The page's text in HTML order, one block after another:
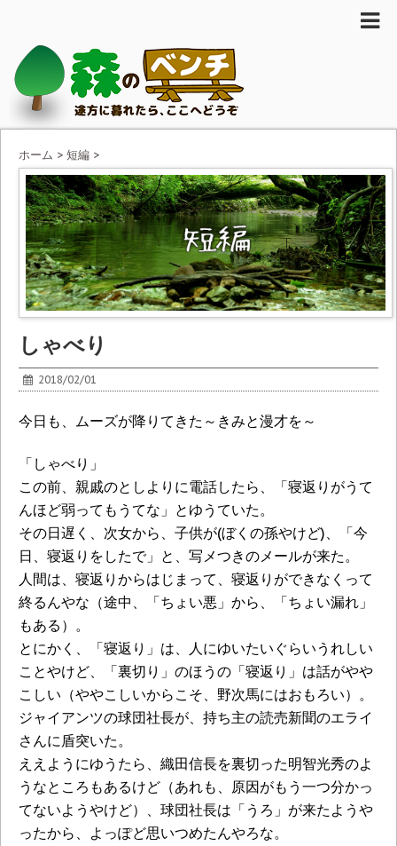
ホーム > 短編 >
しゃべり
2018/02/01
今日も、ムーズが降りてきた～きみと漫才を～
「しゃべり」
この前、親戚のとしよりに電話したら、「寝返りがうて
んほど弱ってもうてな」とゆうていた。
その日遅く、次女から、子供が(ぼくの孫やけど)、「今
日、寝返りをしたで」と、写メつきのメールが来た。
人間は、寝返りからはじまって、寝返りができなくって
終るんやな（途中、「ちょい悪」から、「ちょい漏れ」
もある）。
とにかく、「寝返り」は、人にゆいたいぐらいうれしい
ことやけど、「裏切り」のほうの「寝返り」は話がやや
こしい（ややこしいからこそ、野次馬にはおもろい）。
ジャイアンツの球団社長が、持ち主の読売新聞のエライ
さんに盾突いた。
ええようにゆうたら、織田信長を裏切った明智光秀のよ
うなところもあるけど（あれも、原因がもう一つ分かっ
てないようやけど）、球団社長は「うろ」が来たようや
ったから、よっぽど思いつめたんやろな。